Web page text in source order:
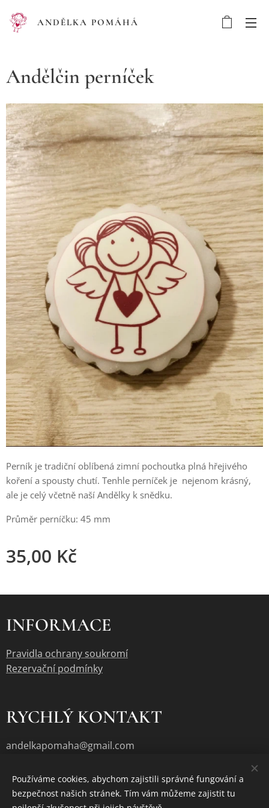
ANDĚLKA POMÁHÁ
Andělčin perníček
Perník je tradiční oblíbená zimní pochoutka plná hřejivého
koření a spousty chutí. Tenhle perníček je nejenom krásný,
ale je celý včetně naší Andělky k snědku.
Průměr perníčku: 45 mm
35,00 Kč
INFORMACE
Pravidla ochrany soukromí
Rezervační podmínky
RYCHLÝ KONTAKT
andelkapomaha@gmail.com
Cookies
Používáme cookies, abychom zajistili správné fungování a
bezpečnost našich stránek. Tím vám můžeme zajistit tu